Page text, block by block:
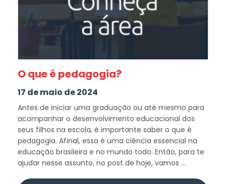
O que é pedagogia?
17 de maio de 2024
Antes de iniciar uma graduação ou até mesmo para
acompanhar o desenvolvimento educacional dos
seus filhos na escola, é importante saber o que é
pedagogia. Afinal, essa é uma ciência essencial na
educação brasileira e no mundo todo. Então, para te
ajudar nesse assunto, no post de hoje, vamos ...